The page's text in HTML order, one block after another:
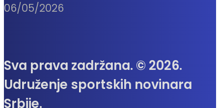
06/05/2026
Sva prava zadržana. © 2026.
Udruženje sportskih novinara
Srbije.